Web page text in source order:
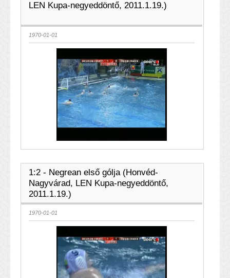
LEN Kupa-negyeddöntő, 2011.1.19.)
1970-01-01
1:2 - Negrean első gólja (Honvéd-
Nagyvárad, LEN Kupa-negyeddöntő,
2011.1.19.)
1970-01-01